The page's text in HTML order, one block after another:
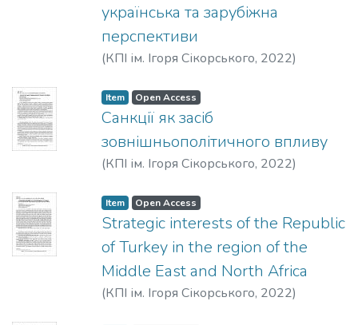
українська та зарубіжна
перспективи
(КПІ ім. Ігоря Сікорського, 2022)
Item Open Access
Санкції як засіб
зовнішньополітичного впливу
(КПІ ім. Ігоря Сікорського, 2022)
Item Open Access
Strategic interests of the Republic
of Turkey in the region of the
Middle East and North Africa
(КПІ ім. Ігоря Сікорського, 2022)